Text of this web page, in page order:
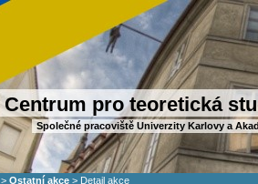
Centrum pro teoretická
Společné pracoviště Univerzity Karlovy a
> Ostatní akce > Detail akce